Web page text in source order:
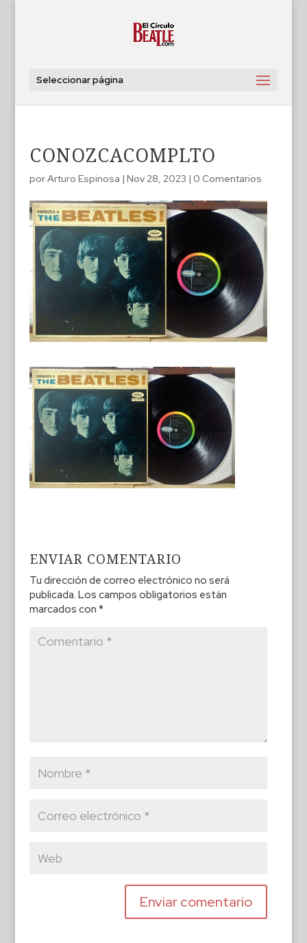
Seleccionar página
CONOZCACOMPLTO
porArturo Espinosa | Nov 28, 2023 | 0 Comentarios
ENVIAR COMENTARIO
Tu dirección de correo electrónico no será
publicada. Los campos obligatorios están
marcados con *